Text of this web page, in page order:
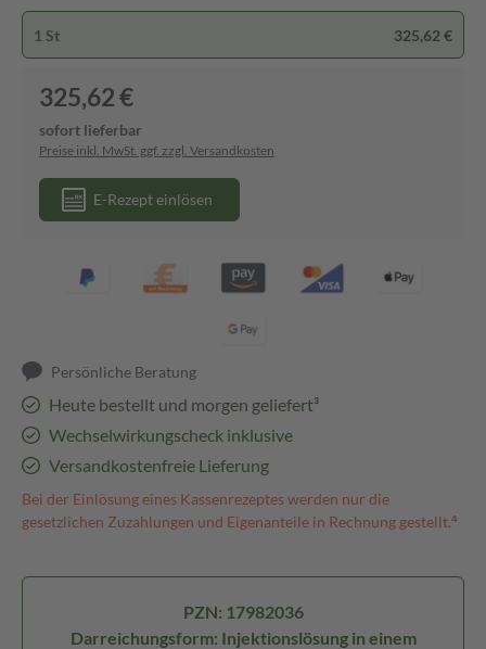
1 St 325,62 €
325,62 €
sofort lieferbar
Preise inkl. MwSt. ggf. zzgl. Versandkosten
E-Rezept einlösen
Persönliche Beratung
Heute bestellt und morgen geliefert³
Wechselwirkungscheck inklusive
Versandkostenfreie Lieferung
Bei der Einlösung eines Kassenrezeptes werden nur die
gesetzlichen Zuzahlungen und Eigenanteile in Rechnung gestellt.⁴
PZN: 17982036
Darreichungsform: Injektionslösung in einem